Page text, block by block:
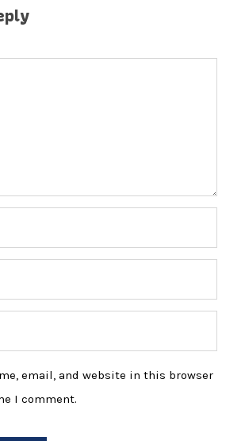
email, and website in this browser
I comment.